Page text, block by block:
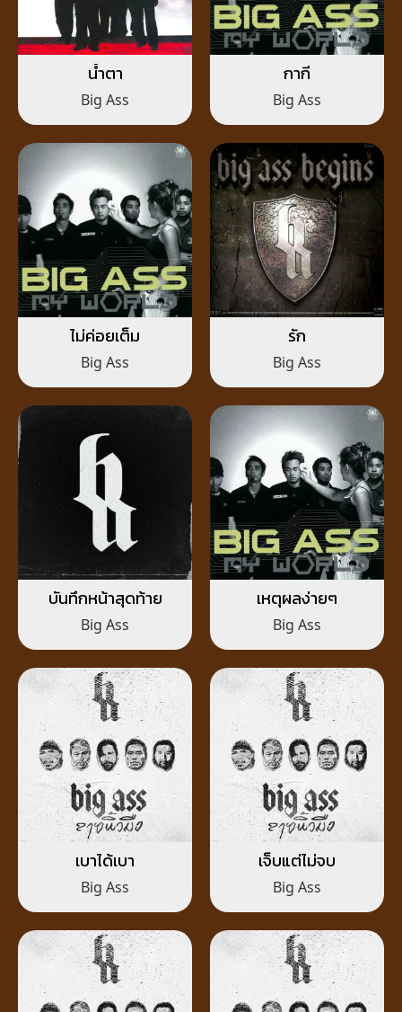
น้ำตา
Big Ass
กากี
Big Ass
ไม่ค่อยเต็ม
Big Ass
รัก
Big Ass
บันทึกหน้าสุดท้าย
Big Ass
เหตุผลง่ายๆ
Big Ass
เบาได้เบา
Big Ass
เจ็บแต่ไม่จบ
Big Ass